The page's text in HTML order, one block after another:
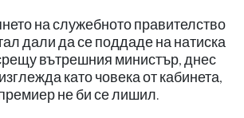
на служебното правителство
дали да се поддаде на натиска
вътрешния министър, днес
като човека от кабинета,
не би се лишил.